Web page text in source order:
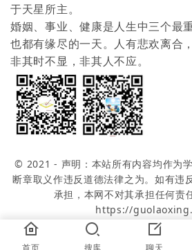
于天星所主。
婚姻、事业、健康是人生中三个最
也都有缘尽的一天。人有悲欢离合
非其时不显，非其人不应。
© 2021 - 声明：本站所有内容均作为
断章取义作违反道德法律之为。如有违
承担，本网不对其承担任何
https://
首页 搜库 聊天